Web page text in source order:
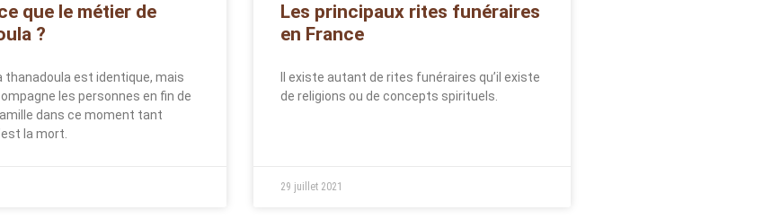
que le métier de
?
thanadoula est identique, mais
les personnes en fin de
dans ce moment tant
la mort.
Les principaux rites funéraires
en France
Il existe autant de rites funéraires qu’il existe
de religions ou de concepts spirituels.
29 juillet 2021